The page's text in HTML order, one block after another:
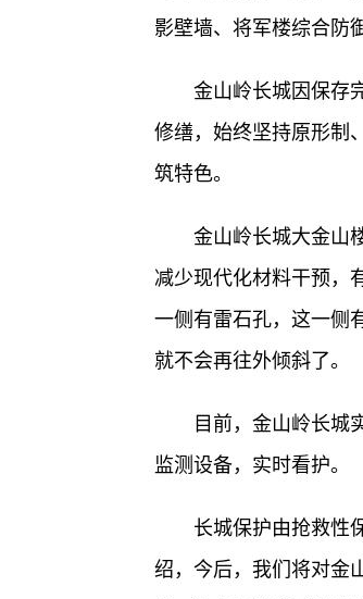
影壁墙、将军楼综合防
金山岭长城因保存
修缮，始终坚持原形制
筑特色。
金山岭长城大金山
减少现代化材料干预，
一侧有雷石孔，这一侧
就不会再往外倾斜了。
目前，金山岭长城
监测设备，实时看护。
长城保护由抢救性
绍，今后，我们将对金